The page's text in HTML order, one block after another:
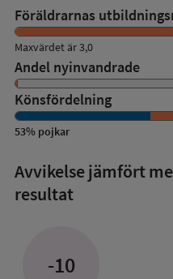
Föräldrarnas
Maxvärdet är 3,0
Andel nyinvandrade
Könsfördelning
53% pojkar
Avvikelse jämfört
resultat
-10